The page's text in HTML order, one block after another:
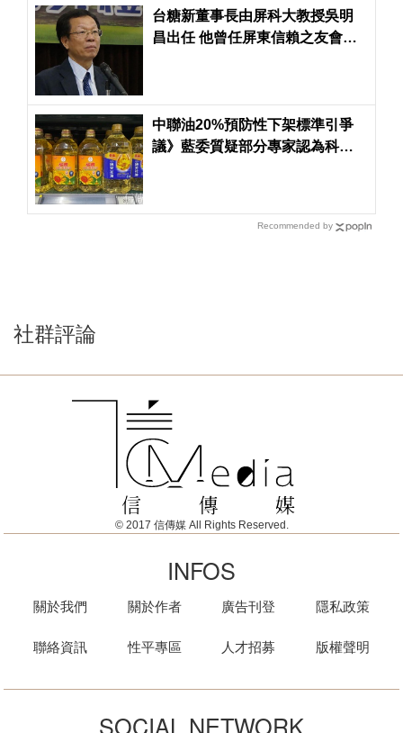
台糖新董事長由屏科大教授吳明
昌出任 他曾任屏東信賴之友會執
中聯油20%預防性下架標準引爭
議》藍委質疑部分專家認為科學
Recommended by
社群評論
© 2017 信傳媒 All Rights Reserved.
INFOS
關於我們
聯絡資訊
關於作者
性平專區
廣告刊登
人才招募
隱私政策
版權聲明
SOCIAL NETWORK